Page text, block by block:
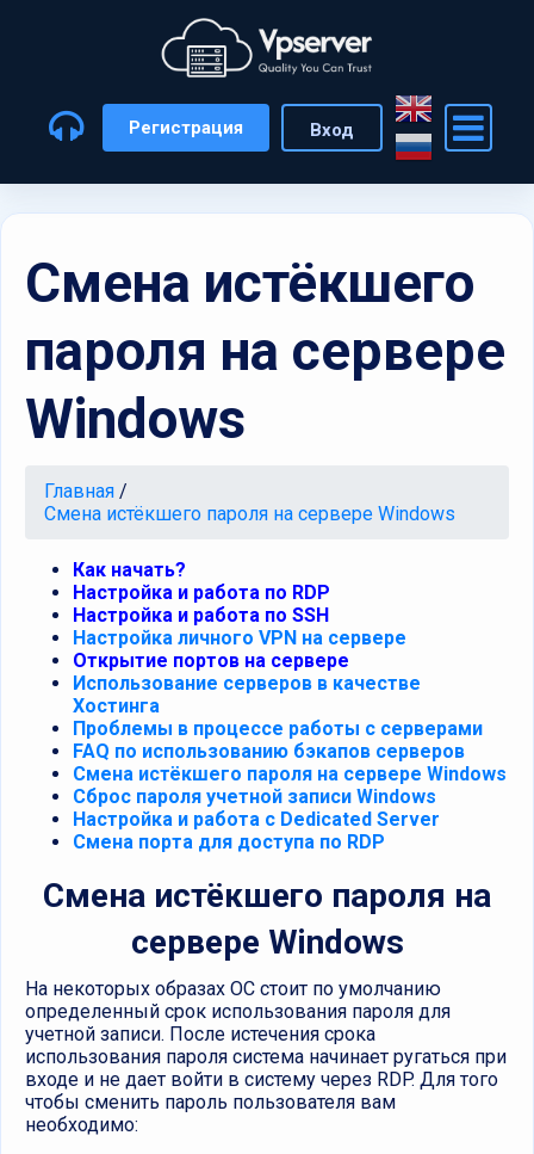
Регистрация Вход
Смена истёкшего
пароля на сервере
Windows
Главная /
Смена истёкшего пароля на сервере Windows
Как начать?
Настройка и работа по RDP
Настройка и работа по SSH
Настройка личного VPN на сервере
Открытие портов на сервере
Использование серверов в качестве
Хостинга
Проблемы в процессе работы с серверами
FAQ по использованию бэкапов серверов
Смена истёкшего пароля на сервере Windows
Сброс пароля учетной записи Windows
Настройка и работа с Dedicated Server
Смена порта для доступа по RDP
Смена истёкшего пароля на
сервере Windows
На некоторых образах ОС стоит по умолчанию
определенный срок использования пароля для
учетной записи. После истечения срока
использования пароля система начинает ругаться при
входе и не дает войти в систему через RDP. Для того
чтобы сменить пароль пользователя вам
необходимо: